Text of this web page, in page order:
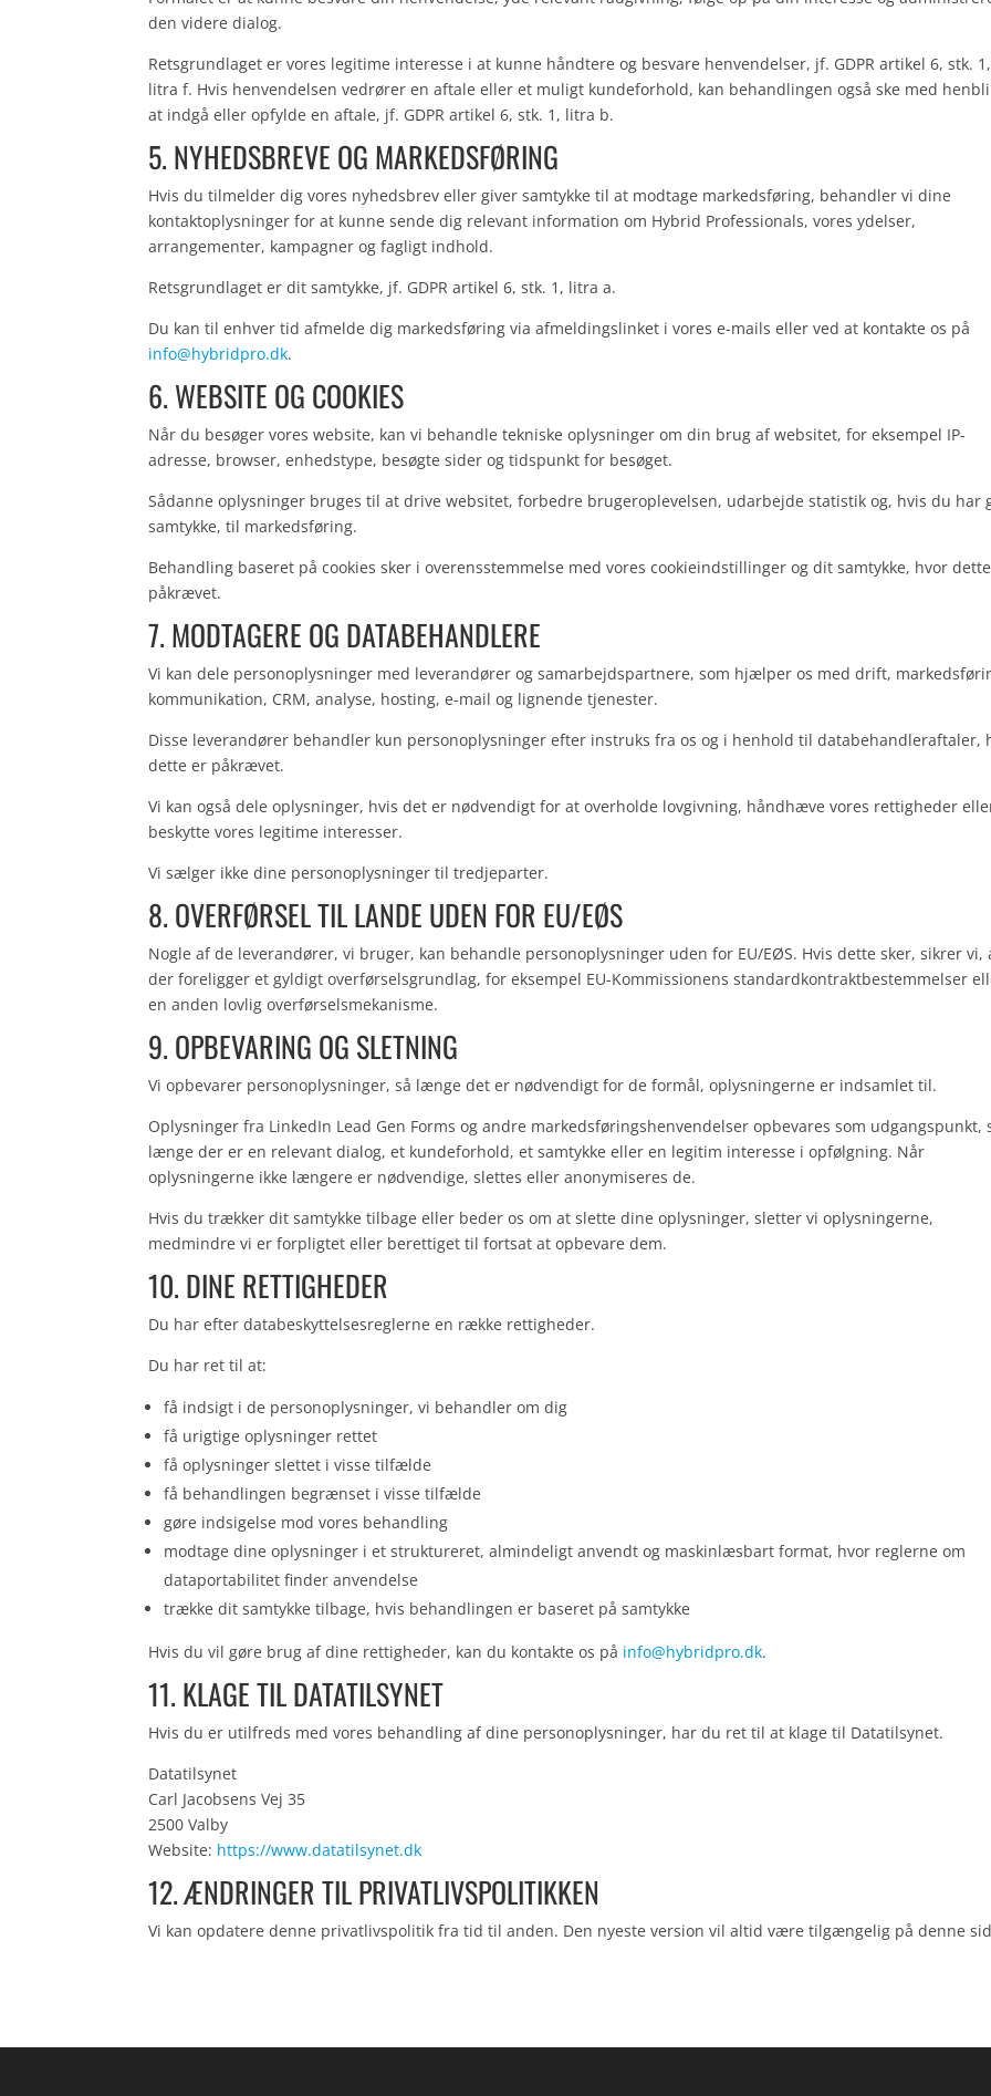
den videre dialog.
Retsgrundlaget er vores legitime interesse i at kunne håndtere og besvare henvendelser, jf. GDPR artikel 6, stk. 1,
litra f. Hvis henvendelsen vedrører en aftale eller et muligt kundeforhold, kan behandlingen også ske med
at indgå eller opfylde en aftale, jf. GDPR artikel 6, stk. 1, litra b.
5. NYHEDSBREVE OG MARKEDSFØRING
Hvis du tilmelder dig vores nyhedsbrev eller giver samtykke til at modtage markedsføring, behandler vi dine
kontaktoplysninger for at kunne sende dig relevant information om Hybrid Professionals, vores ydelser,
arrangementer, kampagner og fagligt indhold.
Retsgrundlaget er dit samtykke, jf. GDPR artikel 6, stk. 1, litra a.
Du kan til enhver tid afmelde dig markedsføring via afmeldingslinket i vores e-mails eller ved at kontakte os på
info@hybridpro.dk.
6. WEBSITE OG COOKIES
Når du besøger vores website, kan vi behandle tekniske oplysninger om din brug af websitet, for eksempel IP-
adresse, browser, enhedstype, besøgte sider og tidspunkt for besøget.
Sådanne oplysninger bruges til at drive websitet, forbedre brugeroplevelsen, udarbejde statistik og, hvis du har
samtykke, til markedsføring.
Behandling baseret på cookies sker i overensstemmelse med vores cookieindstillinger og dit samtykke, hvor
påkrævet.
7. MODTAGERE OG DATABEHANDLERE
Vi kan dele personoplysninger med leverandører og samarbejdspartnere, som hjælper os med drift,
kommunikation, CRM, analyse, hosting, e-mail og lignende tjenester.
Disse leverandører behandler kun personoplysninger efter instruks fra os og i henhold til databehandleraftaler,
dette er påkrævet.
Vi kan også dele oplysninger, hvis det er nødvendigt for at overholde lovgivning, håndhæve vores rettigheder
beskytte vores legitime interesser.
Vi sælger ikke dine personoplysninger til tredjeparter.
8. OVERFØRSEL TIL LANDE UDEN FOR EU/EØS
Nogle af de leverandører, vi bruger, kan behandle personoplysninger uden for EU/EØS. Hvis dette sker, sikrer vi,
der foreligger et gyldigt overførselsgrundlag, for eksempel EU-Kommissionens standardkontraktbestemmelser
en anden lovlig overførselsmekanisme.
9. OPBEVARING OG SLETNING
Vi opbevarer personoplysninger, så længe det er nødvendigt for de formål, oplysningerne er indsamlet til.
Oplysninger fra LinkedIn Lead Gen Forms og andre markedsføringshenvendelser opbevares som udgangspunkt,
længe der er en relevant dialog, et kundeforhold, et samtykke eller en legitim interesse i opfølgning. Når
oplysningerne ikke længere er nødvendige, slettes eller anonymiseres de.
Hvis du trækker dit samtykke tilbage eller beder os om at slette dine oplysninger, sletter vi oplysningerne,
medmindre vi er forpligtet eller berettiget til fortsat at opbevare dem.
10. DINE RETTIGHEDER
Du har efter databeskyttelsesreglerne en række rettigheder.
Du har ret til at:
få indsigt i de personoplysninger, vi behandler om dig
få urigtige oplysninger rettet
få oplysninger slettet i visse tilfælde
få behandlingen begrænset i visse tilfælde
gøre indsigelse mod vores behandling
modtage dine oplysninger i et struktureret, almindeligt anvendt og maskinlæsbart format, hvor reglerne om
dataportabilitet finder anvendelse
trække dit samtykke tilbage, hvis behandlingen er baseret på samtykke
Hvis du vil gøre brug af dine rettigheder, kan du kontakte os på info@hybridpro.dk.
11. KLAGE TIL DATATILSYNET
Hvis du er utilfreds med vores behandling af dine personoplysninger, har du ret til at klage til Datatilsynet.
Datatilsynet
Carl Jacobsens Vej 35
2500 Valby
Website: https://www.datatilsynet.dk
12. ÆNDRINGER TIL PRIVATLIVSPOLITIKKEN
Vi kan opdatere denne privatlivspolitik fra tid til anden. Den nyeste version vil altid være tilgængelig på denne